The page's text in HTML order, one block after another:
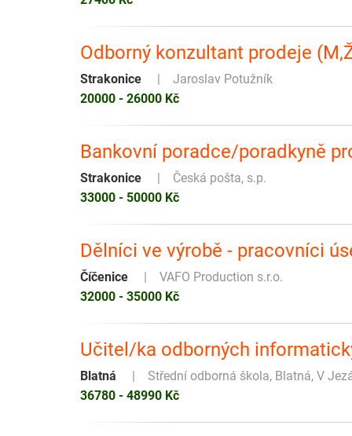
Odborný konzultant prodeje
Strakonice
Jaroslav Potužník
20000 - 26000 Kč
Bankovní poradce/poradkyně
Strakonice
Česká pošta, s.p.
33000 - 50000 Kč
Dělníci ve výrobě - pracovníci
Číčenice
VAFO Production s.r.o.
32000 - 35000 Kč
Učitel/ka odborných
Blatná
Střední odborná škola, Blatná, V
36780 - 48990 Kč